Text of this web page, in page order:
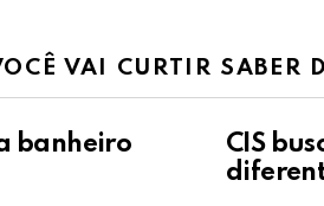
VAI CURTIR SABER
banheiro
CIS